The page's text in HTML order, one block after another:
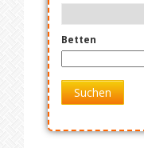
Betten
Suchen